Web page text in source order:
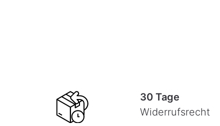
30 Tage
Widerrufsrecht